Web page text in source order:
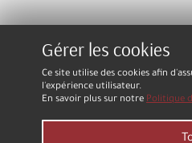
Gérer les cookies
Ce site utilise des cookies afin
l'expérience utilisateur.
En savoir plus sur notre Politique